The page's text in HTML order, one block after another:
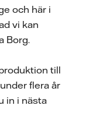
och här i
vi kan
Borg.
till
flera år
in i nästa